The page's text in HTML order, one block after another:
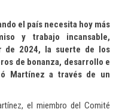
el país necesita hoy más
y trabajo incansable,
de 2024, la suerte de los
de bonanza, desarrollo e
Martínez a través de un
el miembro del Comité